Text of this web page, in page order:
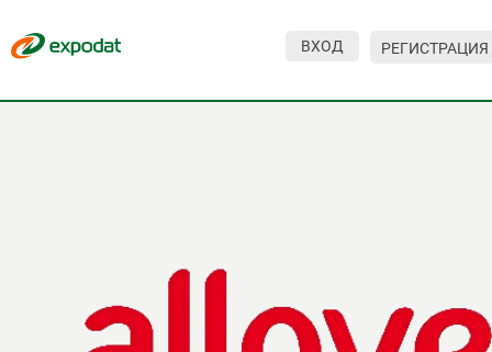
ВХОД РЕГИСТРАЦИЯ
Мероприятия
Организаторам